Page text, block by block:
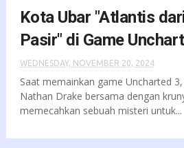
Kota Ubar "Atlantis
Pasir" di Game
WEDNESDAY, NOVEMBER 20, 2024
Saat memainkan game Uncharted
Nathan Drake bersama dengan
memecahkan sebuah misteri untuk...